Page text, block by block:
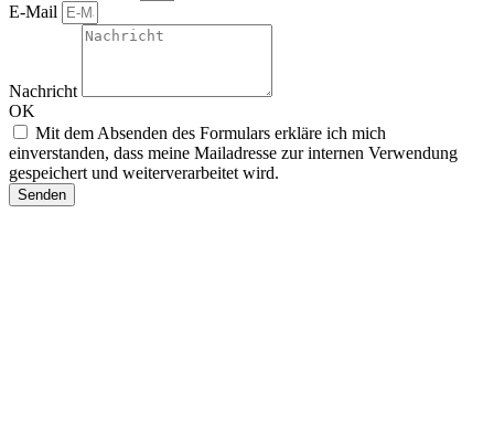
E-Mail
Nachricht
OK
Mit dem Absenden des Formulars erkläre ich mich
einverstanden, dass meine Mailadresse zur internen Verwendung
gespeichert und weiterverarbeitet wird.
Senden